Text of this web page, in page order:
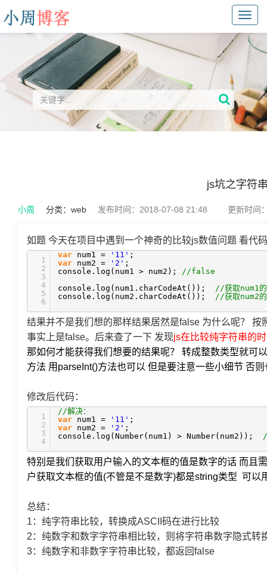
js坑之字符
小周 分类： web 发布时间：2018-07-08 21:48 更新时间
如题 今天在项目中遇到一个神奇的比较js数值问题 看代
1
2
3
4
5
6
var num1 = '11' ;
var num2 = '2' ;
console.log(num1 > num2);
//false
console.log(num1.charCodeAt());
//获取num1
console.log(num2.charCodeAt());
//获取num2
结果并不是我们想的那样结果居然是false 为什么呢？
事实上是false。后来查了一下 发现js在比较纯字符串的
那如何才能获得我们想要的结果呢？ 转成整数类型就可
方法 用parseInt()方法也可以 但是要注意一些小细节 否
修改后代码：
1
2
3
4
//解决：
var num1 = '11' ;
var num2 = '2' ;
console.log(Number(num1) > Number(num2));
特别是我们获取用户输入的文本框的值是数字的话 而且
户获取文本框的值(不管是不是数字)都是string类型 可
总结：
1：纯字符串比较，转换成ASCII码在进行比较
2：纯数字和数字字符串相比较，则将字符串数字隐式转
3：纯数字和非数字字符串比较，都返回false